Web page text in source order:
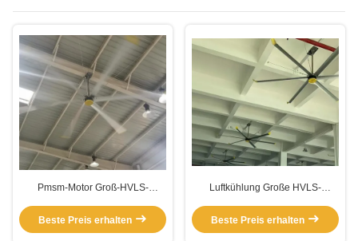
Pmsm-Motor Groß-HVLS-
Beste Preis erhalten
Luftkühlung Große HVLS-
Beste Preis erhalten